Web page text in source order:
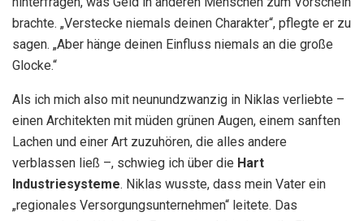
brachte. „Verstecke niemals deinen Charakter“, pflegte er zu
sagen. „Aber hänge deinen Einfluss niemals an die große
Glocke.“
Als ich mich also mit neunundzwanzig in Niklas verliebte –
einen Architekten mit müden grünen Augen, einem sanften
Lachen und einer Art zuzuhören, die alles andere
verblassen ließ –, schwieg ich über die Hart
Industriesysteme. Niklas wusste, dass mein Vater ein
„regionales Versorgungsunternehmen“ leitete. Das